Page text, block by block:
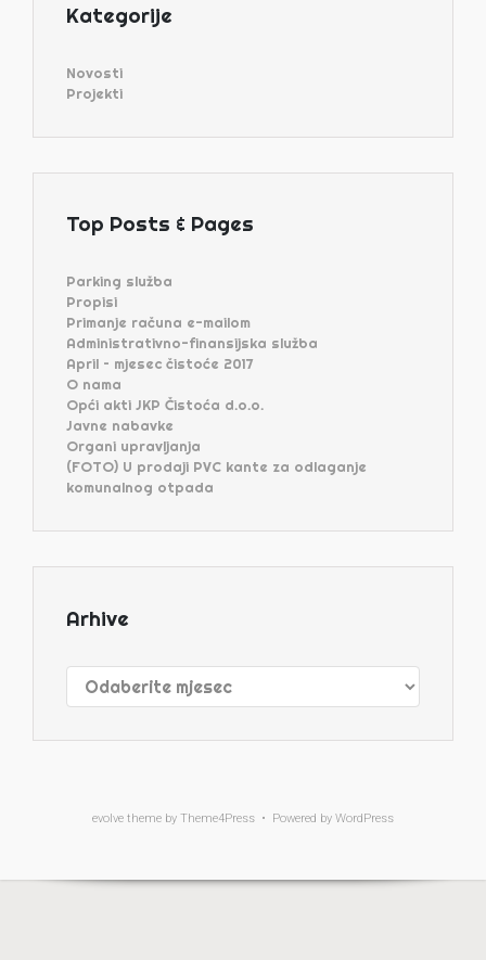
Kategorije
Novosti
Projekti
Top Posts & Pages
Parking služba
Propisi
Primanje računa e-mailom
Administrativno-finansijska služba
April – mjesec čistoće 2017
O nama
Opći akti JKP Čistoća d.o.o.
Javne nabavke
Organi upravljanja
(FOTO) U prodaji PVC kante za odlaganje
komunalnog otpada
Arhive
Arhive
evolve theme by Theme4Press • Powered by WordPress